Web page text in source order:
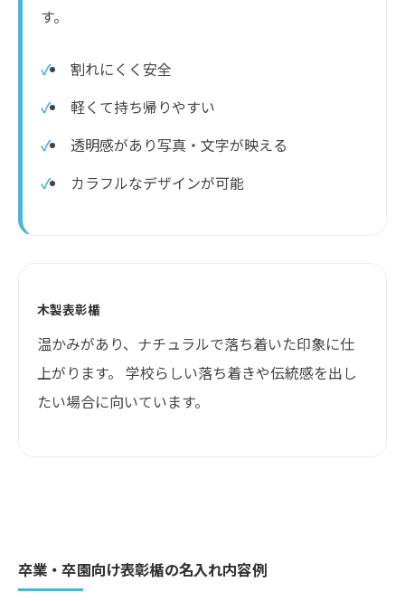
す。
割れにくく安全
軽くて持ち帰りやすい
透明感があり写真・文字が映える
カラフルなデザインが可能
木製表彰楯
温かみがあり、ナチュラルで落ち着いた印象に仕
上がります。 学校らしい落ち着きや伝統感を出し
たい場合に向いています。
卒業・卒園向け表彰楯の名入れ内容例